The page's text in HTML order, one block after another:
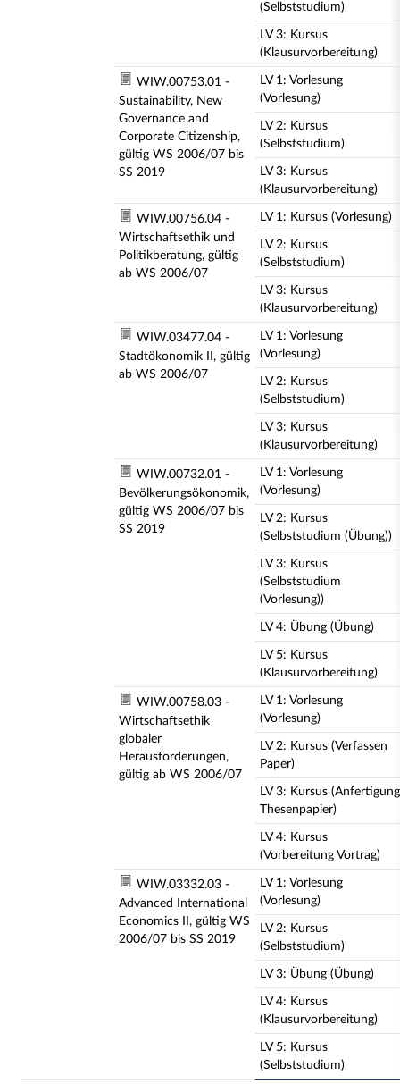
(Selbststudium)
LV 3: Kursus
(Klausurvorbereitung)
WIW.00753.01 -
Sustainability, New
Governance and
Corporate Citizenship,
gültig WS 2006/07 bis
SS 2019
LV 1: Vorlesung
(Vorlesung)
LV 2: Kursus
(Selbststudium)
LV 3: Kursus
(Klausurvorbereitung)
WIW.00756.04 -
Wirtschaftsethik und
Politikberatung, gültig
ab WS 2006/07
LV 1: Kursus (Vorlesung)
LV 2: Kursus
(Selbststudium)
LV 3: Kursus
(Klausurvorbereitung)
WIW.03477.04 -
Stadtökonomik II, gültig
ab WS 2006/07
LV 1: Vorlesung
(Vorlesung)
LV 2: Kursus
(Selbststudium)
LV 3: Kursus
(Klausurvorbereitung)
WIW.00732.01 -
Bevölkerungsökonomik,
gültig WS 2006/07 bis
SS 2019
LV 1: Vorlesung
(Vorlesung)
LV 2: Kursus
(Selbststudium (Übung))
LV 3: Kursus
(Selbststudium
(Vorlesung))
LV 4: Übung (Übung)
LV 5: Kursus
(Klausurvorbereitung)
WIW.00758.03 -
Wirtschaftsethik
globaler
Herausforderungen,
gültig ab WS 2006/07
LV 1: Vorlesung
(Vorlesung)
LV 2: Kursus (Verfassen
Paper)
LV 3: Kursus (Anfertigung
Thesenpapier)
LV 4: Kursus
(Vorbereitung Vortrag)
WIW.03332.03 -
Advanced International
Economics II, gültig WS
2006/07 bis SS 2019
LV 1: Vorlesung
(Vorlesung)
LV 2: Kursus
(Selbststudium)
LV 3: Übung (Übung)
LV 4: Kursus
(Klausurvorbereitung)
LV 5: Kursus
(Selbststudium)